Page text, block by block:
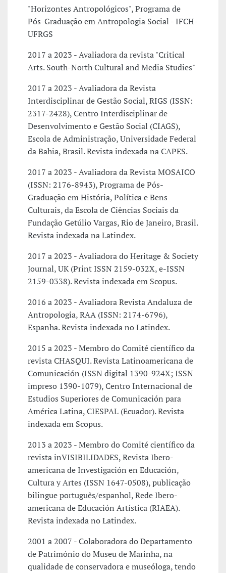
"Horizontes Antropológicos", Programa de
Pós-Graduação em Antropologia Social - IFCH-
UFRGS
2017 a 2023 - Avaliadora da revista "Critical
Arts. South-North Cultural and Media Studies"
2017 a 2023 - Avaliadora da Revista
Interdisciplinar de Gestão Social, RIGS (ISSN:
2317-2428), Centro Interdisciplinar de
Desenvolvimento e Gestão Social (CIAGS),
Escola de Administração, Universidade Federal
da Bahia, Brasil. Revista indexada na CAPES.
2017 a 2023 - Avaliadora da Revista MOSAICO
(ISSN: 2176-8943), Programa de Pós-
Graduação em História, Política e Bens
Culturais, da Escola de Ciências Sociais da
Fundação Getúlio Vargas, Rio de Janeiro, Brasil.
Revista indexada na Latindex.
2017 a 2023 - Avaliadora do Heritage & Society
Journal, UK (Print ISSN 2159-032X, e-ISSN
2159-0338). Revista indexada em Scopus.
2016 a 2023 - Avaliadora Revista Andaluza de
Antropologia, RAA (ISSN: 2174-6796),
Espanha. Revista indexada no Latindex.
2015 a 2023 - Membro do Comité científico da
revista CHASQUI. Revista Latinoamericana de
Comunicación (ISSN digital 1390-924X; ISSN
impreso 1390-1079), Centro Internacional de
Estudios Superiores de Comunicación para
América Latina, CIESPAL (Ecuador). Revista
indexada em Scopus.
2013 a 2023 - Membro do Comité científico da
revista inVISIBILIDADES, Revista Ibero-
americana de Investigación en Educación,
Cultura y Artes (ISSN 1647-0508), publicação
bilingue português/espanhol, Rede Ibero-
americana de Educación Artística (RIAEA).
Revista indexada no Latindex.
2001 a 2007 - Colaboradora do Departamento
de Património do Museu de Marinha, na
qualidade de conservadora e museóloga, tendo